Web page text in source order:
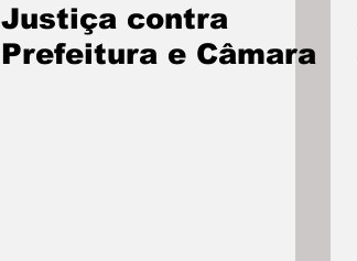
Justiça contra
Prefeitura e Câmara